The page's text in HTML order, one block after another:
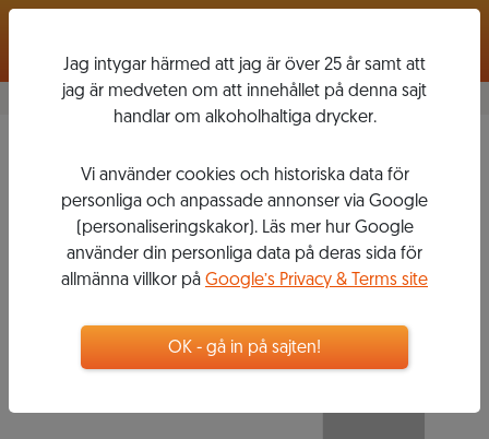
MONTEPIROLO
242kr
Flaska, 750 ml
Jag intygar härmed att jag är över 25 år samt att
jag är medveten om att innehållet på denna sajt
handlar om alkoholhaltiga drycker.
Vi använder cookies och historiska data för
personliga och anpassade annonser via Google
(personaliseringskakor). Läs mer hur Google
använder din personliga data på deras sida för
allmänna villkor på Google’s Privacy & Terms site
OK - gå in på sajten!